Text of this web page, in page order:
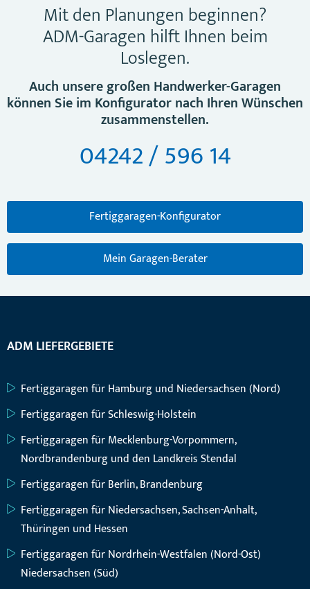
Mit den Planungen beginnen?
ADM-Garagen hilft Ihnen beim
Loslegen.
Auch unsere großen Handwerker-Garagen
können Sie im Konfigurator nach Ihren Wünschen
zusammenstellen.
04242 / 596 14
Fertiggaragen-Konfigurator
Mein Garagen-Berater
ADM LIEFERGEBIETE
Fertiggaragen für Hamburg und Niedersachsen (Nord)
Fertiggaragen für Schleswig-Holstein
Fertiggaragen für Mecklenburg-Vorpommern,
Nordbrandenburg und den Landkreis Stendal
Fertiggaragen für Berlin, Brandenburg
Fertiggaragen für Niedersachsen, Sachsen-Anhalt,
Thüringen und Hessen
Fertiggaragen für Nordrhein-Westfalen (Nord-Ost)
Niedersachsen (Süd)